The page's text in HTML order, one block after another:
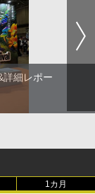
詳細レポー
1カ月